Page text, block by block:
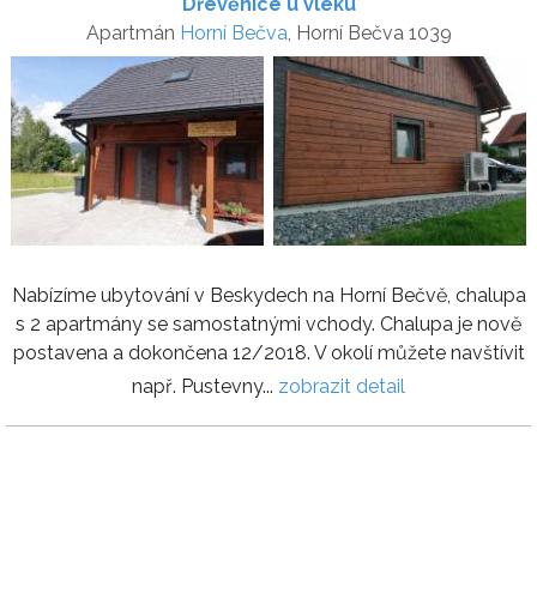
Apartmán Horní Bečva, Horní Bečva 1039
Nabízíme ubytování v Beskydech na Horní Bečvě, chalupa
s 2 apartmány se samostatnými vchody. Chalupa je nově
postavena a dokončena 12/2018. V okolí můžete navštívit
např. Pustevny... zobrazit detail